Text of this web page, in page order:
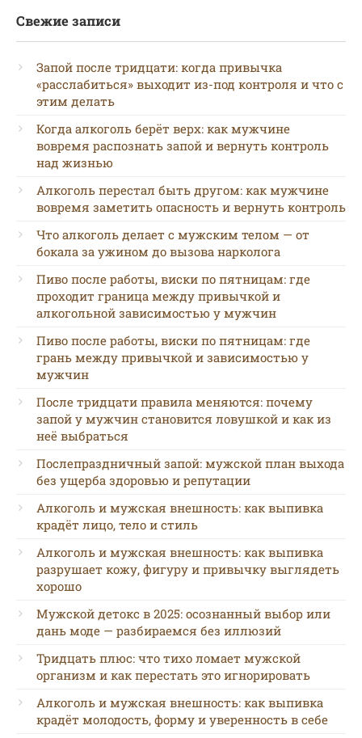
Свежие записи
Запой после тридцати: когда привычка
«расслабиться» выходит из-под контроля и что с
этим делать
Когда алкоголь берёт верх: как мужчине
вовремя распознать запой и вернуть контроль
над жизнью
Алкоголь перестал быть другом: как мужчине
вовремя заметить опасность и вернуть контроль
Что алкоголь делает с мужским телом — от
бокала за ужином до вызова нарколога
Пиво после работы, виски по пятницам: где
проходит граница между привычкой и
алкогольной зависимостью у мужчин
Пиво после работы, виски по пятницам: где
грань между привычкой и зависимостью у
мужчин
После тридцати правила меняются: почему
запой у мужчин становится ловушкой и как из
неё выбраться
Послепраздничный запой: мужской план выхода
без ущерба здоровью и репутации
Алкоголь и мужская внешность: как выпивка
крадёт лицо, тело и стиль
Алкоголь и мужская внешность: как выпивка
разрушает кожу, фигуру и привычку выглядеть
хорошо
Мужской детокс в 2025: осознанный выбор или
дань моде — разбираемся без иллюзий
Тридцать плюс: что тихо ломает мужской
организм и как перестать это игнорировать
Алкоголь и мужская внешность: как выпивка
крадёт молодость, форму и уверенность в себе